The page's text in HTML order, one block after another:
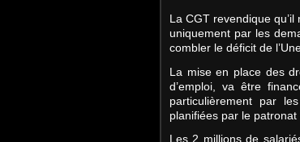
La CGT revendique
uniquement par les
combler le déficit de
La mise en place des
d’emploi, va être
particulièrement par
planifiées par le
Les 2 millions de